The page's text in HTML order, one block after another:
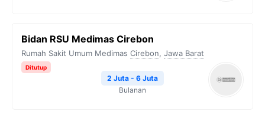
Bidan RSU Medimas Cirebon
Rumah Sakit Umum Medimas Cirebon, Jawa Barat
Ditutup
2 Juta - 6 Juta
Bulanan